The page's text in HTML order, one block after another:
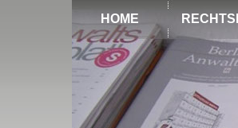
HOME